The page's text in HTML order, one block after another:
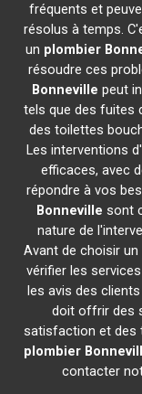
fréquents et
résolus à temps.
un plombier
résoudre ces
Bonneville peut
tels que des fuites
des toilettes
Les interventions
efficaces, avec
répondre à vos
Bonneville sont
nature de
Avant de choisir un
vérifier les
les avis des
doit offrir des
satisfaction et des
plombier
contacter